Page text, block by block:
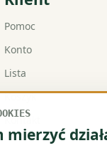
Pomoc
Konto
Lista
Koszyk
Kontakt
mierzyć